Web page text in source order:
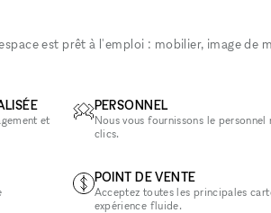
est prêt à l'emploi : mobilier, image de
et
PERSONNEL
Nous vous fournissons le personnel
clics.
POINT DE VENTE
Acceptez toutes les principales
expérience fluide.